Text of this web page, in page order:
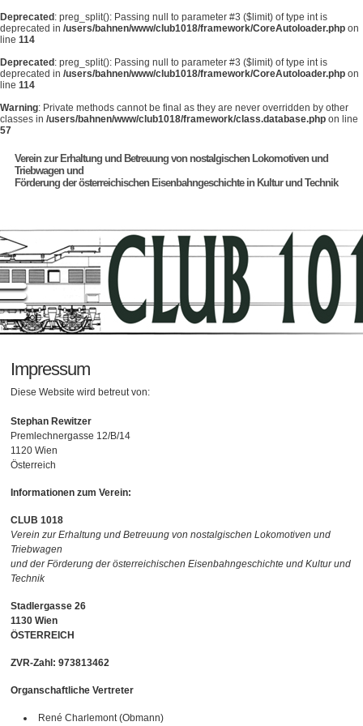
Deprecated : preg_split(): Passing null to parameter #3 ($limit) of type int is
deprecated in /users/bahnen/www/club1018/framework/CoreAutoloader.php on
line 114
Deprecated : preg_split(): Passing null to parameter #3 ($limit) of type int is
deprecated in /users/bahnen/www/club1018/framework/CoreAutoloader.php on
line 114
Warning: Private methods cannot be final as they are never overridden by other
classes in /users/bahnen/www/club1018/framework/class.database.php on line
57
Verein zur Erhaltung und Betreuung von nostalgischen Lokomotiven und
Triebwagen und
Förderung der österreichischen Eisenbahngeschichte in Kultur und Technik
Impressum
Diese Website wird betreut von:
Stephan Rewitzer
Premlechnergasse 12/B/14
1120 Wien
Österreich
Informationen zum Verein:
CLUB 1018
Verein zur Erhaltung und Betreuung von nostalgischen Lokomotiven und
Triebwagen
und der Förderung der österreichischen Eisenbahngeschichte und Kultur und
Technik
Stadlergasse 26
1130 Wien
ÖSTERREICH
ZVR-Zahl: 973813462
Organschaftliche Vertreter
René Charlemont (Obmann)